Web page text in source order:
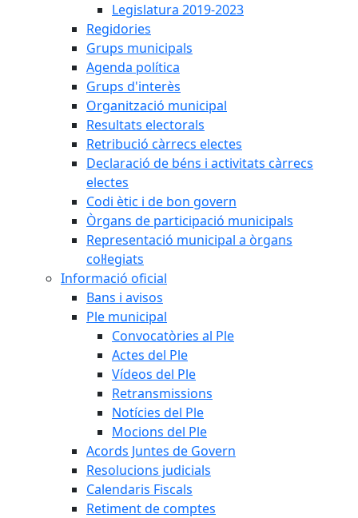
Legislatura 2019-2023
Regidories
Grups municipals
Agenda política
Grups d'interès
Organització municipal
Resultats electorals
Retribució càrrecs electes
Declaració de béns i activitats càrrecs
electes
Codi ètic i de bon govern
Òrgans de participació municipals
Representació municipal a òrgans
col·legiats
Informació oficial
Bans i avisos
Ple municipal
Convocatòries al Ple
Actes del Ple
Vídeos del Ple
Retransmissions
Notícies del Ple
Mocions del Ple
Acords Juntes de Govern
Resolucions judicials
Calendaris Fiscals
Retiment de comptes